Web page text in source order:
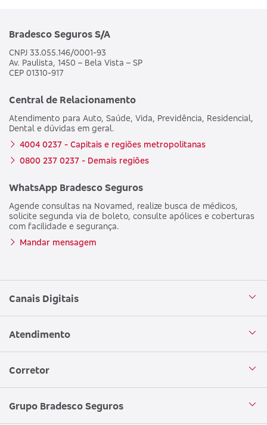
Bradesco Seguros S/A
CNPJ 33.055.146/0001-93
Av. Paulista, 1450 – Bela Vista – SP
CEP 01310-917
Central de Relacionamento
Atendimento para Auto, Saúde, Vida, Previdência, Residencial,
Dental e dúvidas em geral.
4004 0237 - Capitais e regiões metropolitanas
0800 237 0237 - Demais regiões
WhatsApp Bradesco Seguros
Agende consultas na Novamed, realize busca de médicos,
solicite segunda via de boleto, consulte apólices e coberturas
com facilidade e segurança.
Mandar mensagem
Canais Digitais
Aplicativo Bradesco Seguros
WhatsApp
Atendimento
Central de Atendimento
Corretor
Seja um corretor
Grupo Bradesco Seguros